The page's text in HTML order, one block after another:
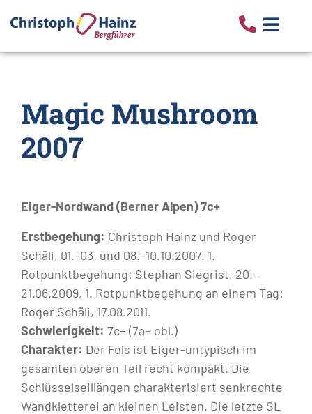
Magic Mushroom
2007
Eiger-Nordwand (Berner Alpen) 7c+
Erstbegehung: Christoph Hainz und Roger
Schäli, 01.–03. und 08.–10.10.2007. 1.
Rotpunktbegehung: Stephan Siegrist, 20.–
21.06.2009, 1. Rotpunktbegehung an einem Tag:
Roger Schäli, 17.08.2011.
Schwierigkeit: 7c+ (7a+ obl.)
Charakter: Der Fels ist Eiger-untypisch im
gesamten oberen Teil recht kompakt. Die
Schlüsselseillängen charakterisiert senkrechte
Wandkletterei an kleinen Leisten. Die letzte SL